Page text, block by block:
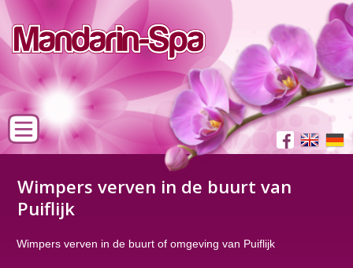
Wimpers verven in de buurt van
Puiflijk
Wimpers verven in de buurt of omgeving van Puiflijk